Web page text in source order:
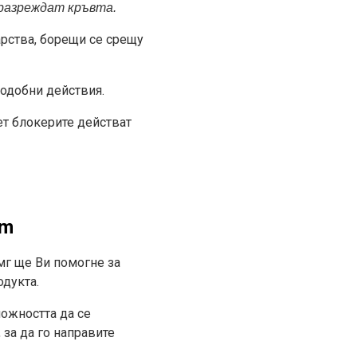
кръвта.
борещи се срещу
действия.
блокерите действат
ще Ви помогне за
да се
да го направите